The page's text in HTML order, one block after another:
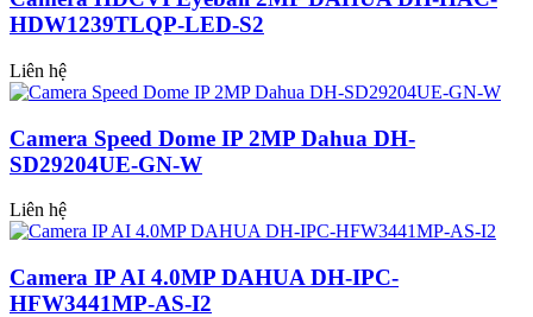
HDW1239TLQP-LED-S2
Liên hệ
Camera Speed Dome IP 2MP Dahua DH-
SD29204UE-GN-W
Liên hệ
Camera IP AI 4.0MP DAHUA DH-IPC-
HFW3441MP-AS-I2